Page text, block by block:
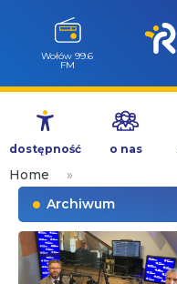
Przejdź
treści
Wołów 99.6
FM
dostępność o nas
Home
»
Archiwum